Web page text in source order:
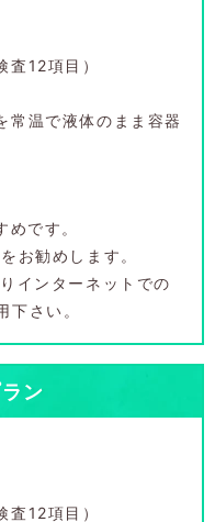
12項目）
温で液体のまま容器
です。
お勧めします。
インターネットでの
下さい。
ン
12項目）